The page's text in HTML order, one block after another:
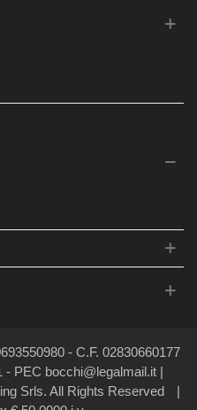
- C.F. 02830660177
PEC bocchi@legalmail.it |
Srls. All Rights Reserved
|